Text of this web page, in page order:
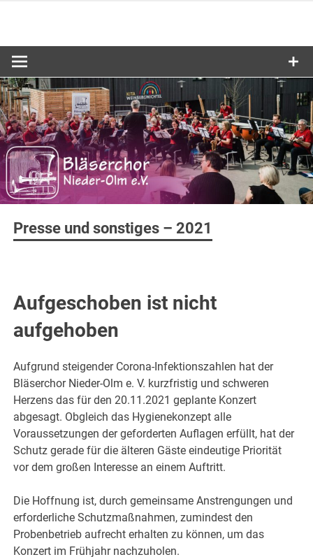
Presse und sonstiges – 2021
Aufgeschoben ist nicht
aufgehoben
Aufgrund steigender Corona-Infektionszahlen hat der
Bläserchor Nieder-Olm e. V. kurzfristig und schweren
Herzens das für den 20.11.2021 geplante Konzert
abgesagt. Obgleich das Hygienekonzept alle
Voraussetzungen der geforderten Auflagen erfüllt, hat der
Schutz gerade für die älteren Gäste eindeutige Priorität
vor dem großen Interesse an einem Auftritt.
Die Hoffnung ist, durch gemeinsame Anstrengungen und
erforderliche Schutzmaßnahmen, zumindest den
Probenbetrieb aufrecht erhalten zu können, um das
Konzert im Frühjahr nachzuholen.